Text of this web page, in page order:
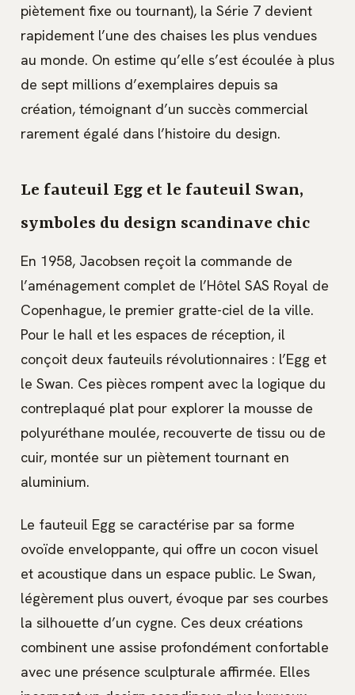
piètement fixe ou tournant), la Série 7 devient
rapidement l’une des chaises les plus vendues
au monde. On estime qu’elle s’est écoulée à plus
de sept millions d’exemplaires depuis sa
création, témoignant d’un succès commercial
rarement égalé dans l’histoire du design.
Le fauteuil Egg et le fauteuil Swan,
symboles du design scandinave chic
En 1958, Jacobsen reçoit la commande de
l’aménagement complet de l’Hôtel SAS Royal de
Copenhague, le premier gratte-ciel de la ville.
Pour le hall et les espaces de réception, il
conçoit deux fauteuils révolutionnaires : l’Egg et
le Swan. Ces pièces rompent avec la logique du
contreplaqué plat pour explorer la mousse de
polyuréthane moulée, recouverte de tissu ou de
cuir, montée sur un piètement tournant en
aluminium.
Le fauteuil Egg se caractérise par sa forme
ovoïde enveloppante, qui offre un cocon visuel
et acoustique dans un espace public. Le Swan,
légèrement plus ouvert, évoque par ses courbes
la silhouette d’un cygne. Ces deux créations
combinent une assise profondément confortable
avec une présence sculpturale affirmée. Elles